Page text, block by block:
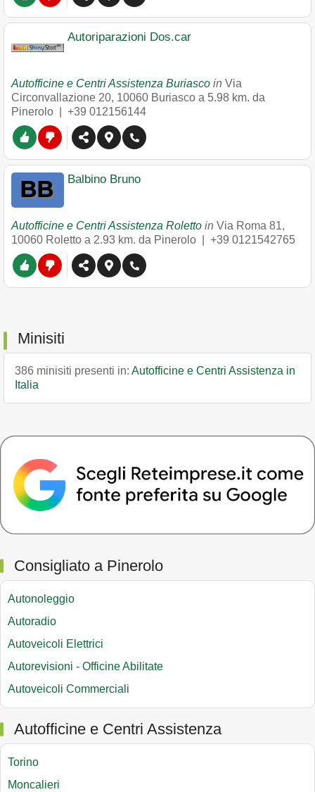
Autoriparazioni Dos.car
Autofficine e Centri Assistenza Buriasco in Via
Circonvallazione 20, 10060 Buriasco a 5.98 km. da
Pinerolo | +39 012156144
Balbino Bruno
Autofficine e Centri Assistenza Roletto in Via Roma 81,
10060 Roletto a 2.93 km. da Pinerolo | +39 0121542765
Minisiti
386 minisiti presenti in: Autofficine e Centri Assistenza in
Italia
Consigliato a Pinerolo
Autonoleggio
Autoradio
Autoveicoli Elettrici
Autorevisioni - Officine Abilitate
Autoveicoli Commerciali
Autofficine e Centri Assistenza
Torino
Moncalieri